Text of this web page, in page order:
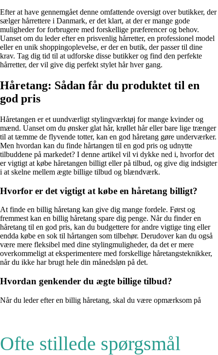
Efter at have gennemgået denne omfattende oversigt over butikker, der
sælger hårrettere i Danmark, er det klart, at der er mange gode
muligheder for forbrugere med forskellige præferencer og behov.
Uanset om du leder efter en prisvenlig hårretter, en professionel model
eller en unik shoppingoplevelse, er der en butik, der passer til dine
krav. Tag dig tid til at udforske disse butikker og find den perfekte
hårretter, der vil give dig perfekt stylet hår hver gang.
Håretang: Sådan får du produktet til en
god pris
Håretangen er et uundværligt stylingværktøj for mange kvinder og
mænd. Uanset om du ønsker glat hår, krøllet hår eller bare lige trænger
til at tæmme de flyvende totter, kan en god håretang gøre underværker.
Men hvordan kan du finde hårtangen til en god pris og udnytte
tilbuddene på markedet? I denne artikel vil vi dykke ned i, hvorfor det
er vigtigt at købe håretangen billigt eller på tilbud, og give dig indsigter
i at skelne mellem ægte billige tilbud og blændværk.
Hvorfor er det vigtigt at købe en håretang billigt?
At finde en billig håretang kan give dig mange fordele. Først og
fremmest kan en billig håretang spare dig penge. Når du finder en
håretang til en god pris, kan du budgettere for andre vigtige ting eller
endda købe en sok til hårtangen som tilbehør. Derudover kan du også
være mere fleksibel med dine stylingmuligheder, da det er mere
overkommeligt at eksperimentere med forskellige håretangsteknikker,
når du ikke har brugt hele din månedsløn på det.
Hvordan genkender du ægte billige tilbud?
Når du leder efter en billig håretang, skal du være opmærksom på
Ofte stillede spørgsmål